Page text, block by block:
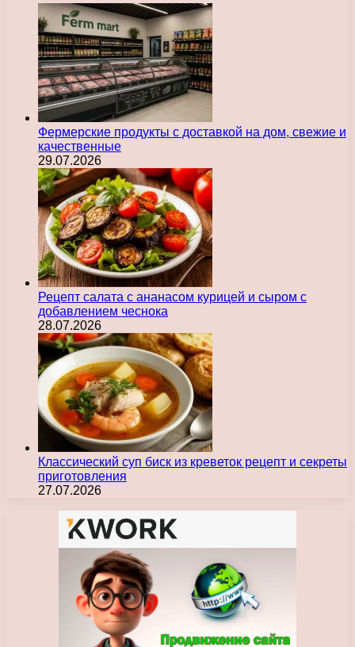
Фермерские продукты с доставкой на дом, свежие и
качественные
29.07.2026
Рецепт салата с ананасом курицей и сыром с
добавлением чеснока
28.07.2026
Классический суп биск из креветок рецепт и секреты
приготовления
27.07.2026